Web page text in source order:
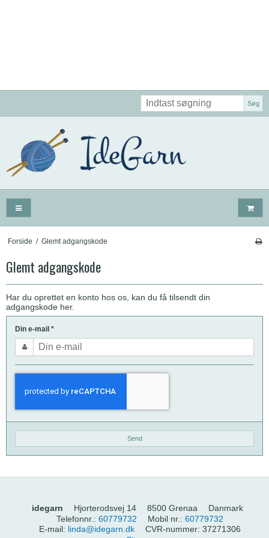
Søg
Forside / Glemt adgangskode
Glemt adgangskode
Har du oprettet en konto hos os, kan du få tilsendt din
adgangskode her.
Din e-mail *
Send
idegarn Hjorterodsvej 14 8500 Grenaa
Danmark
Telefonnr. : 60779732 Mobil nr. : 60779732
E-mail: linda@idegarn.dk CVR-nummer: 37271306